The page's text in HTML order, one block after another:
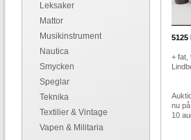
Leksaker
Mattor
Musikinstrument
Nautica
Smycken
Speglar
Teknika
Textilier & Vintage
Vapen & Militaria
5125
+ fat,
nu
10